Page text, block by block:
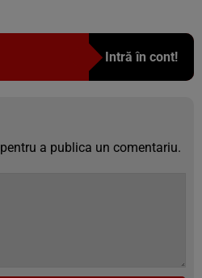
Intră în cont!
pentru a publica un comentariu.